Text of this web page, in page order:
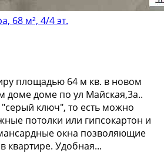
68 м², 4/4 эт.
площадью 64 м кв. в новом
доме доме по ул Майская,3а..
"серый ключ", то есть можно
потолки или гипсокартон и
окна позволяющие
квартире. Удобная...